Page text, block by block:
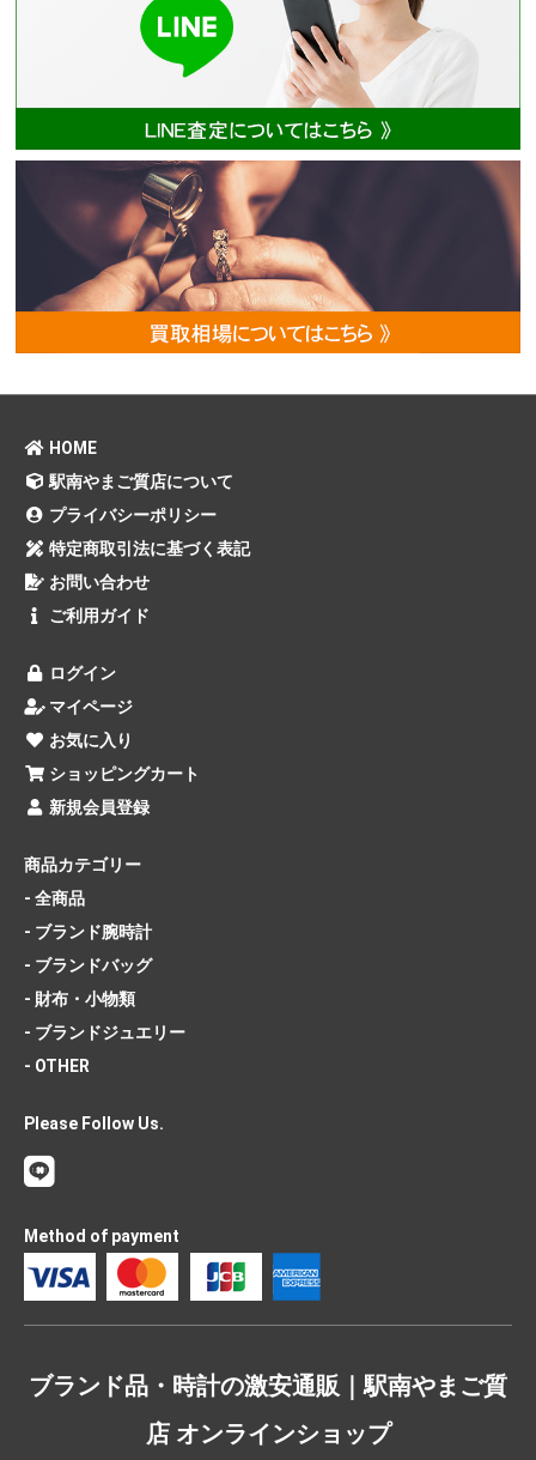
HOME
駅南やまご質店について
プライバシーポリシー
特定商取引法に基づく表記
お問い合わせ
ご利用ガイド
ログイン
マイページ
お気に入り
ショッピングカート
新規会員登録
商品カテゴリー
- 全商品
- ブランド腕時計
- ブランドバッグ
- 財布・小物類
- ブランドジュエリー
- OTHER
Please Follow Us.
Method of payment
ブランド品・時計の激安通販｜駅南やまご質
店 オンラインショップ